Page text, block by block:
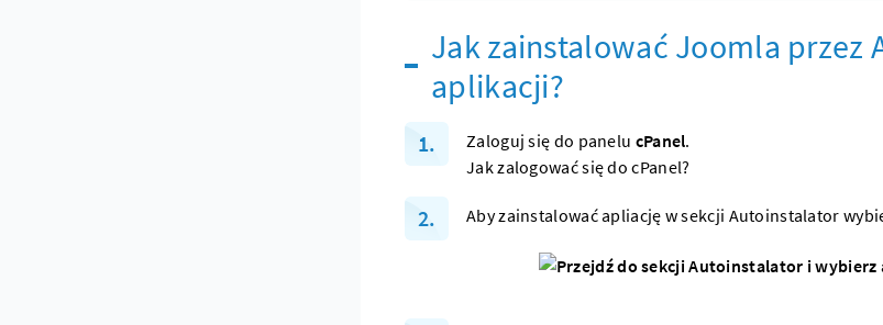
Jak zainstalować Joomla przez
aplikacji?
Zaloguj się do panelu cPanel.
Jak zalogować się do cPanel?
Aby zainstalować apliację w sekcji Autoinstalator